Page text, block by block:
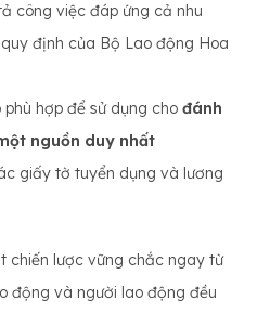
công việc đáp ứng cả nhu
định của Bộ Lao động Hoa
hợp để sử dụng cho đánh
nguồn duy nhất
giấy tờ tuyển dụng và lương
chiến lược vững chắc ngay từ
động và người lao động đều